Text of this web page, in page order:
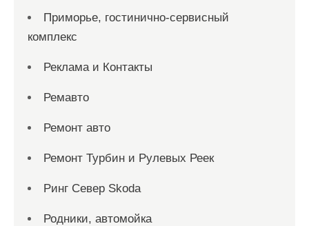
Приморье, гостинично-сервисный
комплекс
Реклама и Контакты
Ремавто
Ремонт авто
Ремонт Турбин и Рулевых Реек
Ринг Север Skoda
Родники, автомойка